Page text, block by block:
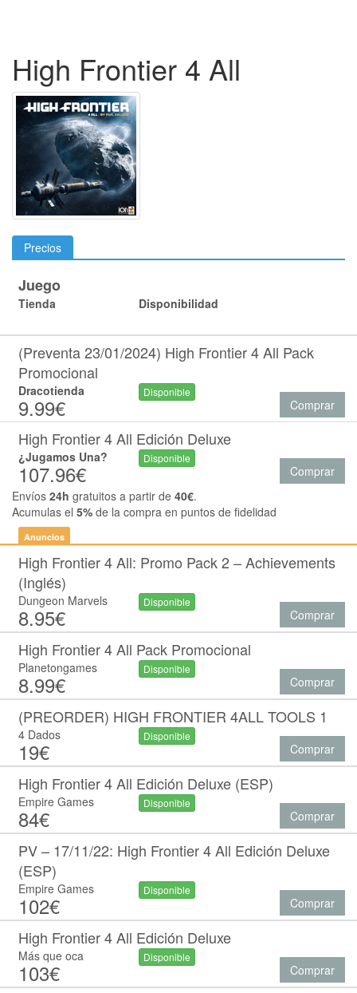
High Frontier 4 All
Precios
Juego
Tienda Disponibilidad
(Preventa 23/01/2024) High Frontier 4 All Pack
Promocional
Dracotienda
9.99€
Disponible
Comprar
High Frontier 4 All Edición Deluxe
¿Jugamos Una?
107.96€
Disponible
Comprar
Envíos 24h gratuitos a partir de 40€.
Acumulas el 5% de la compra en puntos de fidelidad
Anuncios
High Frontier 4 All: Promo Pack 2 – Achievements
(Inglés)
Dungeon Marvels
8.95€
Disponible
Comprar
High Frontier 4 All Pack Promocional
Planetongames
8.99€
Disponible
Comprar
(PREORDER) HIGH FRONTIER 4ALL TOOLS 1
4 Dados
19€
Disponible
Comprar
High Frontier 4 All Edición Deluxe (ESP)
Empire Games
84€
Disponible
Comprar
PV – 17/11/22: High Frontier 4 All Edición Deluxe
(ESP)
Empire Games
102€
Disponible
Comprar
High Frontier 4 All Edición Deluxe
Más que oca
103€
Disponible
Comprar